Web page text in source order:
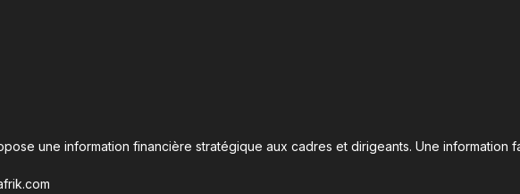
une information financière stratégique aux cadres et dirigeants. Une information